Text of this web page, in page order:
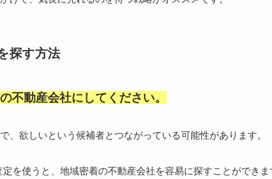
探す方法
不動産会社にしてください。
、欲しいという候補者とつながっている可能性があります。
定を使うと、地域密着の不動産会社を容易に探すことができま